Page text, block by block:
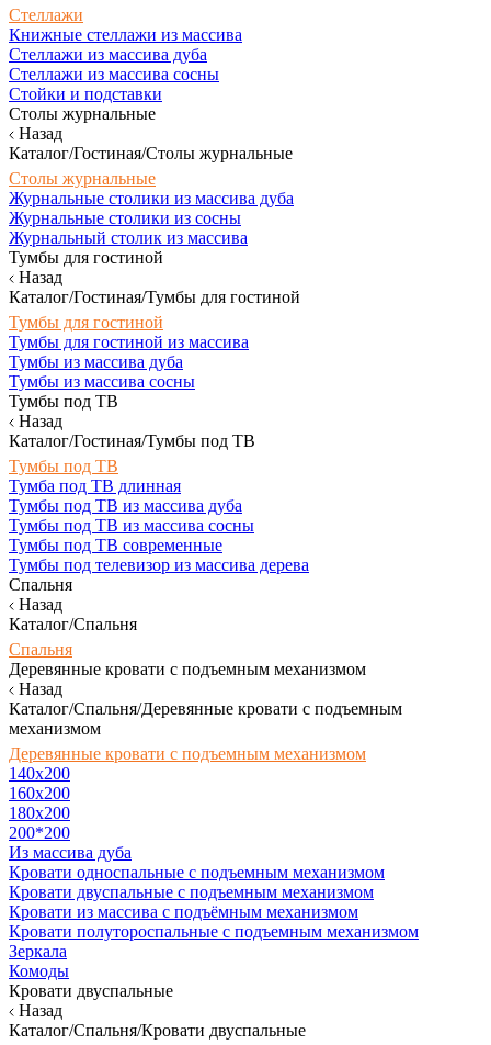
Стеллажи
Книжные стеллажи из массива
Стеллажи из массива дуба
Стеллажи из массива сосны
Стойки и подставки
Столы журнальные
Назад
Каталог/Гостиная/Столы журнальные
Столы журнальные
Журнальные столики из массива дуба
Журнальные столики из сосны
Журнальный столик из массива
Тумбы для гостиной
Назад
Каталог/Гостиная/Тумбы для гостиной
Тумбы для гостиной
Тумбы для гостиной из массива
Тумбы из массива дуба
Тумбы из массива сосны
Тумбы под ТВ
Назад
Каталог/Гостиная/Тумбы под ТВ
Тумбы под ТВ
Тумба под ТВ длинная
Тумбы под ТВ из массива дуба
Тумбы под ТВ из массива сосны
Тумбы под ТВ современные
Тумбы под телевизор из массива дерева
Спальня
Назад
Каталог/Спальня
Спальня
Деревянные кровати с подъемным механизмом
Назад
Каталог/Спальня/Деревянные кровати с подъемным
механизмом
Деревянные кровати с подъемным механизмом
140x200
160х200
180х200
200*200
Из массива дуба
Кровати односпальные с подъемным механизмом
Кровати двуспальные с подъемным механизмом
Кровати из массива с подъёмным механизмом
Кровати полутороспальные с подъемным механизмом
Зеркала
Комоды
Кровати двуспальные
Назад
Каталог/Спальня/Кровати двуспальные